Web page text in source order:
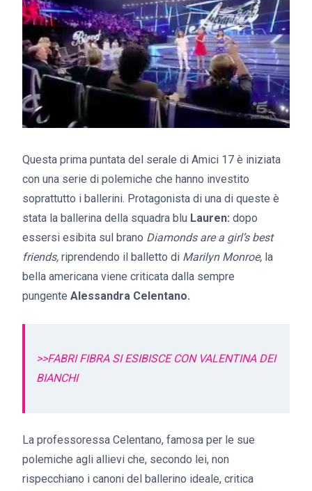
Questa prima puntata del serale di Amici 17 è iniziata
con una serie di polemiche che hanno investito
soprattutto i ballerini. Protagonista di una di queste è
stata la ballerina della squadra blu Lauren: dopo
essersi esibita sul brano Diamonds are a girl’s best
friends, riprendendo il balletto di Marilyn Monroe, la
bella americana viene criticata dalla sempre
pungente Alessandra Celentano.
>>FABRI FIBRA SI ESIBISCE CON VALENTINA DEI
BIANCHI
La professoressa Celentano, famosa per le sue
polemiche agli allievi che, secondo lei, non
rispecchiano i canoni del ballerino ideale, critica